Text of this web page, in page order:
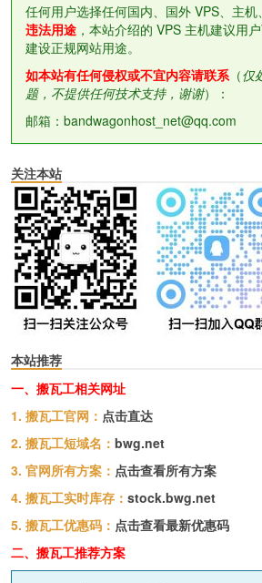
任何用户选择任何国内、国外 VPS、主机
违法用途 ，本站介绍的 VPS 主机建议用
建设正规网站用途。
如本站有任何侵权或不宜内容请联系 （仅
题，不提供任何技术支持，谢谢）：
邮箱：bandwagonhost_net@qq.com
关注本站
本站推荐
一、搬瓦工相关网址
1. 搬瓦工官网： 点击直达
2. 搬瓦工短域名： bwg.net
3. 官网所有方案： 点击查看所有方案
4. 搬瓦工实时库存： stock.bwg.net
5. 搬瓦工优惠码： 点击查看最新优惠码
二、搬瓦工推荐方案